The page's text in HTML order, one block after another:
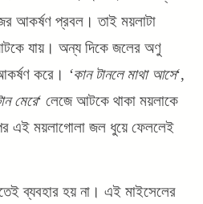
আকর্ষণ প্রবল। তাই ময়লাটা
যায়। অন্য দিকে জলের অণু
করে। ‘কান টানলে মাথা আসে‘,
মেরে‘ লেজে আটকে থাকা ময়লাকে
এই ময়লাগোলা জল ধুয়ে ফেললেই
ব্যবহার হয় না। এই মাইসেলের